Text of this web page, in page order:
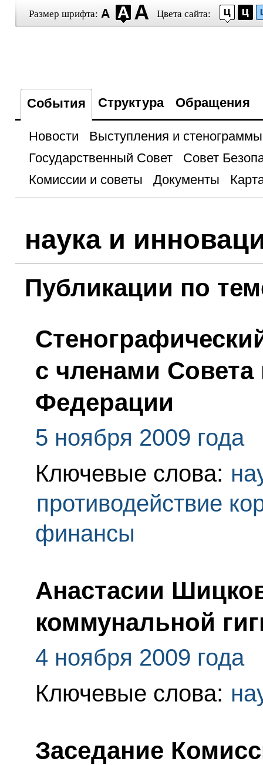
Размер шрифта: Цвета сайта:
События Структура Обращения
Новости
Выступления и стенограммы
Государственный Совет
Совет
Комиссии и советы
Документы
наука и
Публикации по
с членами
Федерации
5 ноября 2009 года
Ключевые слова:
противодействие
финансы
Анастасии
коммунальной
4 ноября 2009 года
Ключевые слова:
Заседание